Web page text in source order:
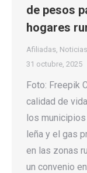
de pesos
hogares
Afiliadas, Noticias
31 octubre, 2025
Foto: Freepik
calidad de
los municipios
leña y el gas
en las zonas
un convenio